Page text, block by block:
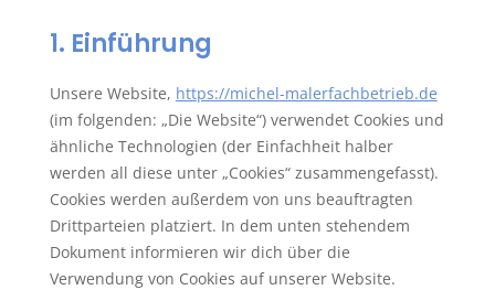
1. Einführung
Unsere Website, https://michel-malerfachbetrieb.de
(im folgenden: „Die Website“) verwendet Cookies und
ähnliche Technologien (der Einfachheit halber
werden all diese unter „Cookies“ zusammengefasst).
Cookies werden außerdem von uns beauftragten
Drittparteien platziert. In dem unten stehendem
Dokument informieren wir dich über die
Verwendung von Cookies auf unserer Website.